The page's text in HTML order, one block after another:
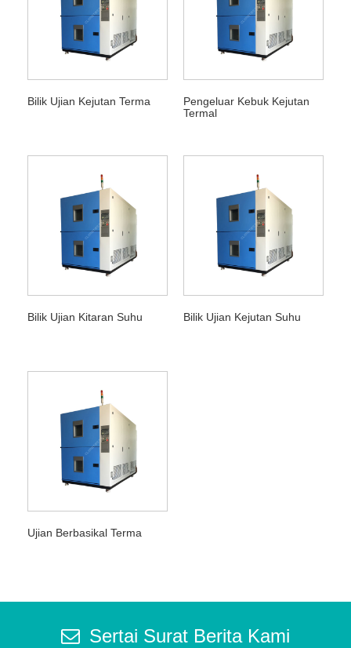
Bilik Ujian Kejutan Terma
Pengeluar Kebuk Kejutan
Termal
Bilik Ujian Kitaran Suhu Bilik Ujian Kejutan Suhu
Ujian Berbasikal Terma
Sertai Surat Berita Kami